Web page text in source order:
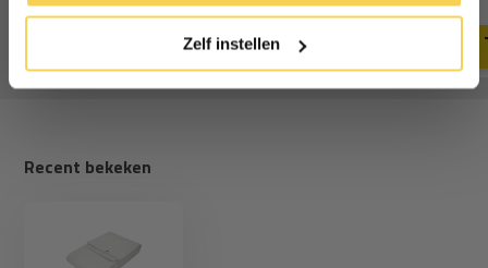
cookies.
Zelf instellen
Deliverytime Deliverytime
Recent bekeken